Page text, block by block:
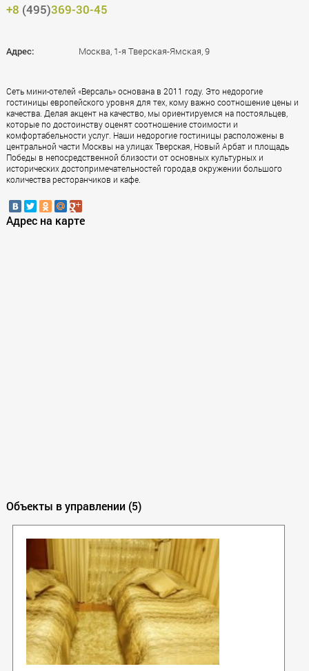
+8 (495)369-30-45
Адрес: Москва, 1-я Тверская-Ямская, 9
Сеть мини-отелей «Версаль» основана в 2011 году. Это недорогие
гостиницы европейского уровня для тех, кому важно соотношение цены и
качества. Делая акцент на качество, мы ориентируемся на постояльцев,
которые по достоинству оценят соотношение стоимости и
комфортабельности услуг. Наши недорогие гостиницы расположены в
центральной части Москвы на улицах Тверская, Новый Арбат и площадь
Победы в непосредственной близости от основных культурных и
исторических достопримечательностей города,в окружении большого
количества ресторанчиков и кафе.
Адрес на карте
Объекты в управлении (5)